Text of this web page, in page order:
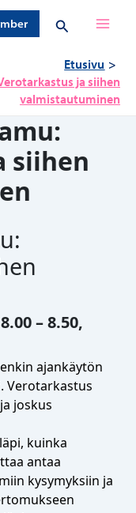
Hae
Etusivu
ja siihen
valmistautuminen
siihen
– 8.50,
ajankäytön
Verotarkastus
joskus
kuinka
antaa
kysymyksiin ja